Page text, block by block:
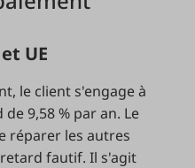
UE
le client s'engage à
9,58 % par an. Le
réparer les autres
fautif. Il s'agit